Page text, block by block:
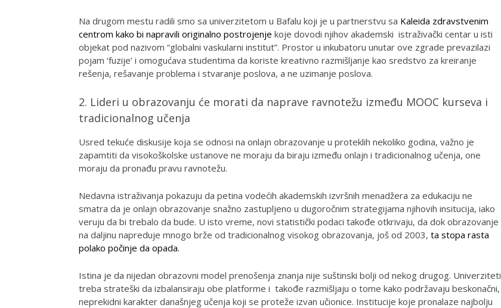
Na drugom mestu radili smo sa univerzitetom u Bafalu koji je u partnerstvu sa Kaleida zdravstvenim
centrom kako bi napravili originalno postrojenje koje dovodi njihov akademski istraživački centar u isti
objekat pod nazivom “globalni vaskularni institut”. Prostor u inkubatoru unutar ove zgrade prevazilazi
pojam ‘fuzije’ i omogućava studentima da koriste kreativno razmišljanje kao sredstvo za kreiranje
rešenja, rešavanje problema i stvaranje poslova, a ne uzimanje poslova.
2. Lideri u obrazovanju će morati da naprave ravnotežu između MOOC kurseva i
tradicionalnog učenja
Usred tekuće diskusije koja se odnosi na onlajn obrazovanje u proteklih nekoliko godina, važno je
zapamtiti da visokoškolske ustanove ne moraju da biraju između onlajn i tradicionalnog učenja, one
moraju da pronađu pravu ravnotežu.
Nedavna istraživanja pokazuju da petina vodećih akademskih izvršnih menadžera za edukaciju ne
smatra da je onlajn obrazovanje snažno zastupljeno u dugoročnim strategijama njihovih insitucija, iako
veruju da bi trebalo da bude. U isto vreme, novi statistički podaci takođe otkrivaju, da dok obrazovanje
na daljinu napreduje mnogo brže od tradicionalnog visokog obrazovanja, još od 2003, ta stopa rasta
polako počinje da opada.
Istina je da nijedan obrazovni model prenošenja znanja nije suštinski bolji od nekog drugog. Univerziteti
treba strateški da izbalansiraju obe platforme i takođe razmišljaju o tome kako podržavaju beskonačni,
neprekidni karakter današnjeg učenja koji se proteže izvan učionice. Institucije koje pronalaze najbolju